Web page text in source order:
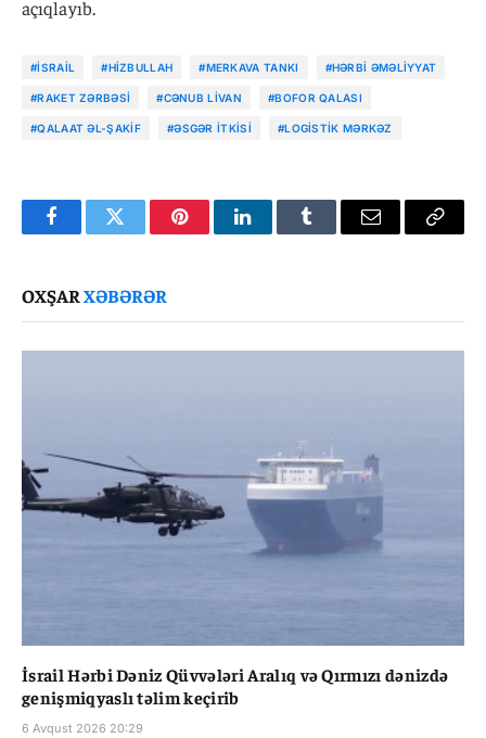
açıqlayıb.
#İSRAIL #HIZBULLAH #MERKAVA TANKI #HƏRBI ƏMƏLIYYAT
#RAKET ZƏRBƏSI #CƏNUB LIVAN #BOFOR QALASI
#QALAAT ƏL-ŞAKIF #ƏSGƏR ITKISI #LOGISTIK MƏRKƏZ
FacebookTwitter PinterestLinkedInTumblr Email
Copy
OXŞARXƏBƏRƏR
İsrail Hərbi Dəniz Qüvvələri Aralıq və Qırmızı dənizdə
genişmiqyaslı təlim keçirib
6 Avqust 2026 20:29